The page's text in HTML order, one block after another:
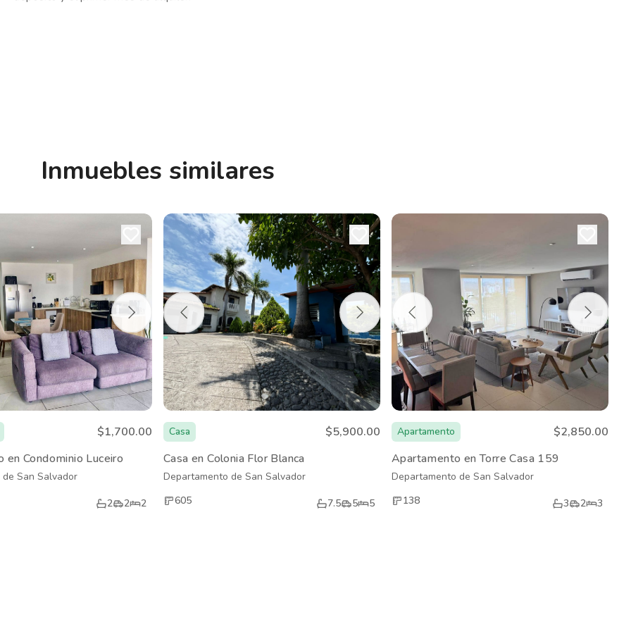
Inmuebles similares
$1,700.00
en Condominio Luceiro
San Salvador
2 2 2
Casa
$5,900.00
Casa en Colonia Flor Blanca
Departamento de San Salvador
605
7.5 5 5
Apartamento
$2,850.00
Apartamento en Torre Casa 159
Departamento de San Salvador
138
3 2 3